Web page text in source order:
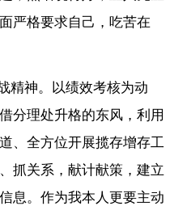
严格要求自己，吃苦在
精神。以绩效考核为动
分理处升格的东风，利用
、全方位开展揽存增存工
抓关系，献计献策，建立
息。作为我本人更要主动